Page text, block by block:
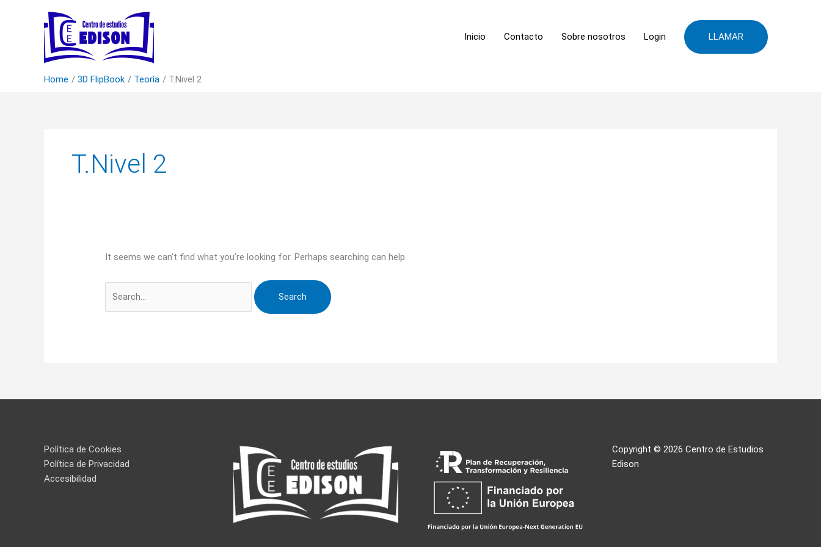
Inicio Contacto Sobre nosotros Login LLAMAR
Home 3D FlipBook Teoría T.Nivel 2
T.Nivel 2
It seems we can’t find what you’re looking for. Perhaps searching can help.
Política de Cookies
Política de Privacidad
Accesibilidad
Copyright © 2026 Centro de Estudios
Edison